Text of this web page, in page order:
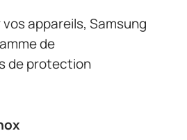
appareils, Samsung
de
de protection